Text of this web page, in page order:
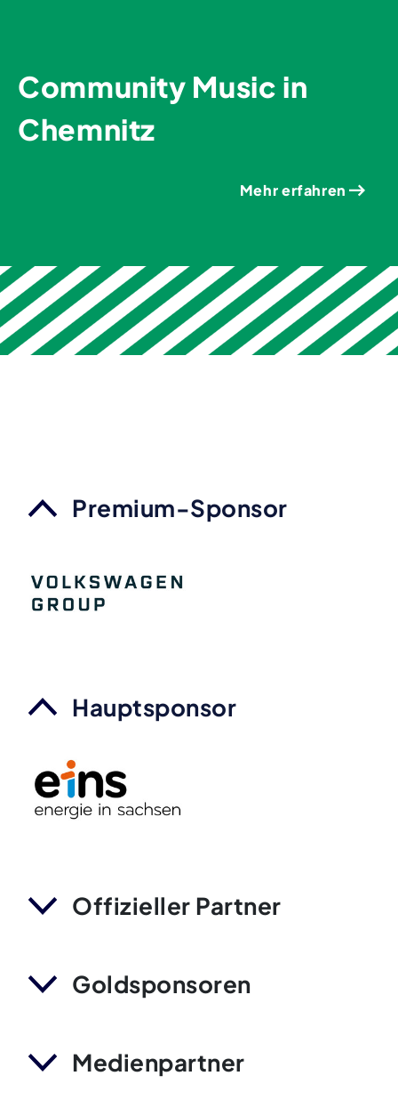
Community Music in
Chemnitz
Mehr erfahren
Premium-Sponsor
Hauptsponsor
Offizieller Partner
Goldsponsoren
Medienpartner